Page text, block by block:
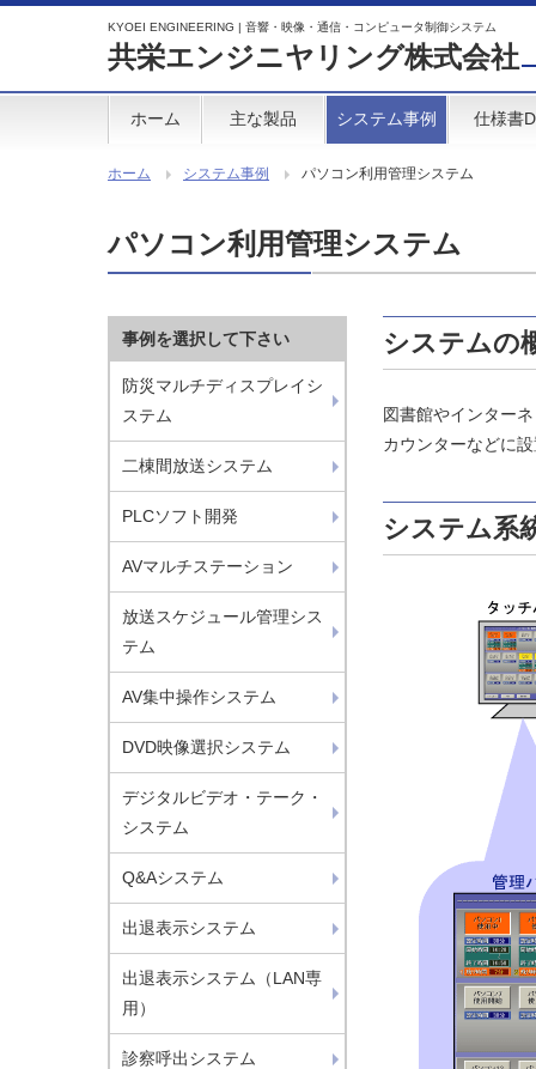
KYOEI ENGINEERING | 音響・映像・通信・コンピュータ制御システム
共栄エンジニヤリング株式会社
ホーム 主な製品 システム事例 仕様書
ホーム システム事例 パソコン利用管理システム
パソコン利用管理システム
事例を選択して下さい
防災マルチディスプレイシ
ステム
二棟間放送システム
PLCソフト開発
AVマルチステーション
放送スケジュール管理シス
テム
AV集中操作システム
DVD映像選択システム
デジタルビデオ・テーク・
システム
Q&Aシステム
出退表示システム
出退表示システム（LAN専
用）
診察呼出システム
システムの
図書館やインター
カウンターなどに
システム系